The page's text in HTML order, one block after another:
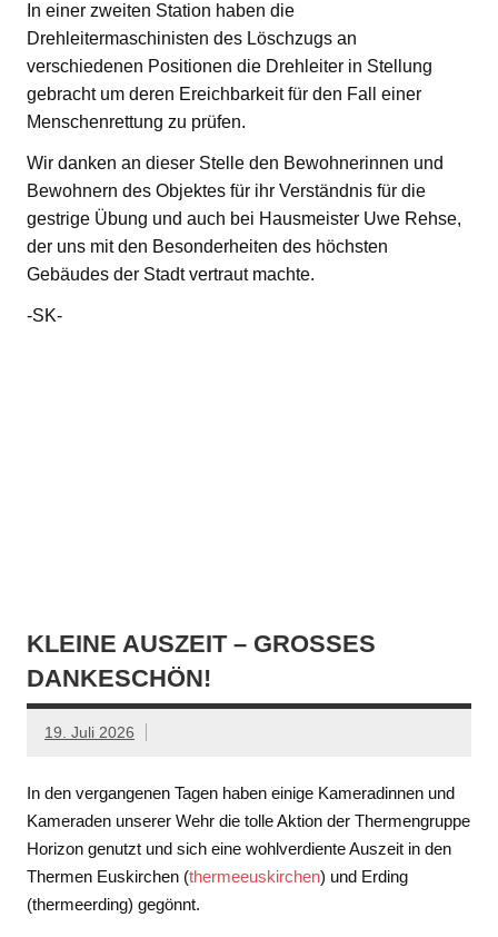
In einer zweiten Station haben die
Drehleitermaschinisten des Löschzugs an
verschiedenen Positionen die Drehleiter in Stellung
gebracht um deren Ereichbarkeit für den Fall einer
Menschenrettung zu prüfen.
Wir danken an dieser Stelle den Bewohnerinnen und
Bewohnern des Objektes für ihr Verständnis für die
gestrige Übung und auch bei Hausmeister Uwe Rehse,
der uns mit den Besonderheiten des höchsten
Gebäudes der Stadt vertraut machte.
-SK-
KLEINE AUSZEIT – GROSSES D
ANKESCHÖN!
19. Juli 2026
In den vergangenen Tagen haben einige Kameradinnen und
Kameraden unserer Wehr die tolle Aktion der Thermengruppe
Horizon genutzt und sich eine wohlverdiente Auszeit in den
Thermen Euskirchen (thermeeuskirchen) und Erding
(thermeerding) gegönnt.